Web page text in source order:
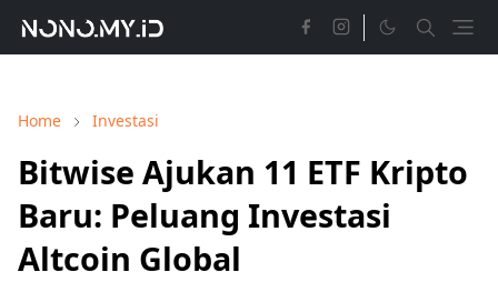
Home Investasi
Bitwise Ajukan 11 ETF Kripto
Baru: Peluang Investasi
Altcoin Global